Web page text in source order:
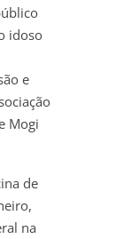
idoso
e
Mogi
de
na